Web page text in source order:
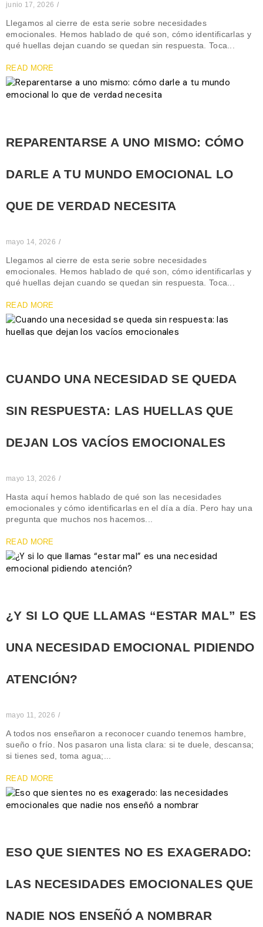
junio 17, 2026 /
Llegamos al cierre de esta serie sobre necesidades
emocionales. Hemos hablado de qué son, cómo identificarlas y
qué huellas dejan cuando se quedan sin respuesta. Toca...
READ MORE
REPARENTARSE A UNO MISMO: CÓMO
DARLE A TU MUNDO EMOCIONAL LO
QUE DE VERDAD NECESITA
mayo 14, 2026 /
Llegamos al cierre de esta serie sobre necesidades
emocionales. Hemos hablado de qué son, cómo identificarlas y
qué huellas dejan cuando se quedan sin respuesta. Toca...
READ MORE
CUANDO UNA NECESIDAD SE QUEDA
SIN RESPUESTA: LAS HUELLAS QUE
DEJAN LOS VACÍOS EMOCIONALES
mayo 13, 2026 /
Hasta aquí hemos hablado de qué son las necesidades
emocionales y cómo identificarlas en el día a día. Pero hay una
pregunta que muchos nos hacemos...
READ MORE
¿Y SI LO QUE LLAMAS “ESTAR MAL” ES
UNA NECESIDAD EMOCIONAL PIDIENDO
ATENCIÓN?
mayo 11, 2026 /
A todos nos enseñaron a reconocer cuando tenemos hambre,
sueño o frío. Nos pasaron una lista clara: si te duele, descansa;
si tienes sed, toma agua;...
READ MORE
ESO QUE SIENTES NO ES EXAGERADO:
LAS NECESIDADES EMOCIONALES QUE
NADIE NOS ENSEÑÓ A NOMBRAR